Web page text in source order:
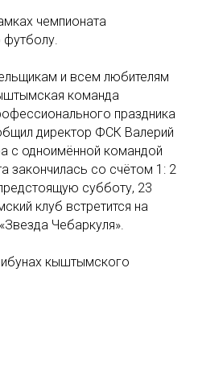
чемпионата
футболу.
и всем любителям
команда
праздника
директор ФСК Валерий
с одноимённой командой
закончилась со счётом 1: 2
субботу, 23
клуб встретится на
Чебаркуля».
кыштымского